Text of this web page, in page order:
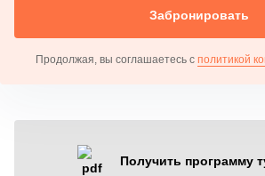
Забронировать
Продолжая, вы соглашаетесь с политикой
Получить программу